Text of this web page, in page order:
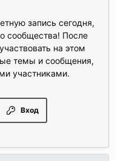
запись сегодня,
сообщества! После
на этом
темы и сообщения,
участниками.
Вход